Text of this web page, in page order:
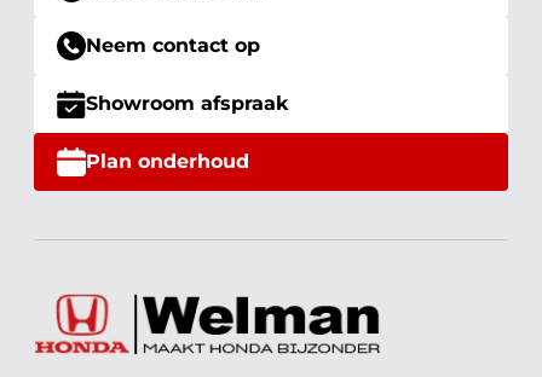
Neem contact op
Showroom afspraak
Plan onderhoud